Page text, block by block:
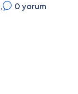
, 0yorum